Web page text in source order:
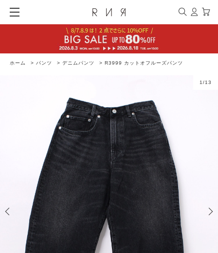
ホーム > パンツ > デニムパンツ > R3999 カットオフルーズパンツ
1 /13